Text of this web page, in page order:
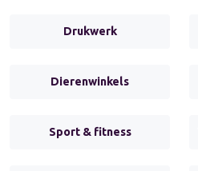
Drukwerk
Dierenwinkels
Sport & fitness